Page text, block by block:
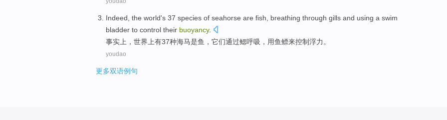
Indeed the world's 37 species of seahorse are fish breathing through gills and using a swim
bladder to control their buoyancy.
事实上 ，世界 上有37种海马是鱼 ，它们通过鳃呼吸 ， 用鱼鳔来控制浮力。
youdao
更多双语例句